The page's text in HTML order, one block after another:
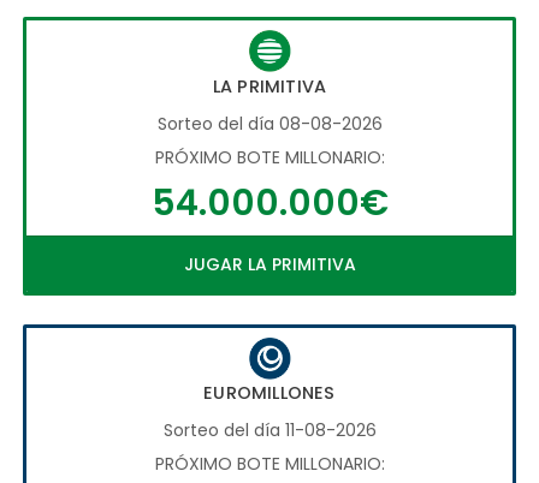
LA PRIMITIVA
Sorteo del día 08-08-2026
PRÓXIMO BOTE MILLONARIO:
54.000.000€
JUGAR LA PRIMITIVA
EUROMILLONES
Sorteo del día 11-08-2026
PRÓXIMO BOTE MILLONARIO: